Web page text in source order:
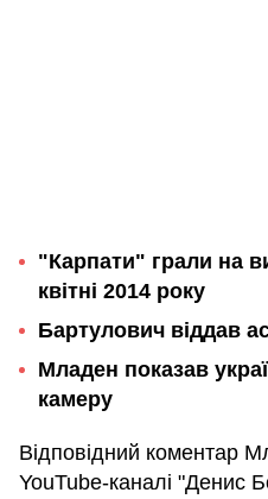
"Карпати" грали на
квітні 2014 року
Бартулович віддав
Младен показав
камеру
Відповідний коментар
YouTube-каналі "Денис